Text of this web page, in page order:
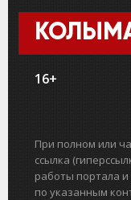
16+
При полном или
ссылка
работы портала
по указанным